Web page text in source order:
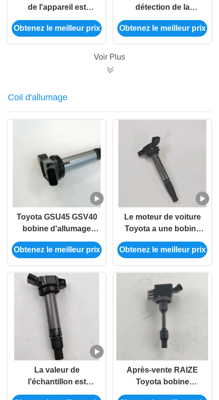
de l'appareil est
équipé d'un système
d'aération de
équipé d'un système
Obtenez le meilleur prix
détection de la
pollution
atmosphérique est
Obtenez le meilleur prix
Voir Plus
Coil d'allumage
Toyota GSU45 GSV40
bobine d'allumage
automobile 90919-
02255
Obtenez le meilleur prix
Le moteur de voiture
Toyota a une bobine
d'allumage 90919-
02258 90919-02252
Obtenez le meilleur prix
La valeur de
l'échantillon est
calculée en fonction
Après-vente RAIZE
Toyota bobine
d'allumage OEM